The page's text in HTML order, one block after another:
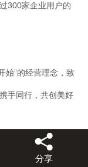
300家企业用户的
始”的经营理念，致
手同行，共创美好

分享